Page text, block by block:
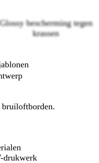
bescherming tegen
krassen
bruiloftborden.
drukwerk